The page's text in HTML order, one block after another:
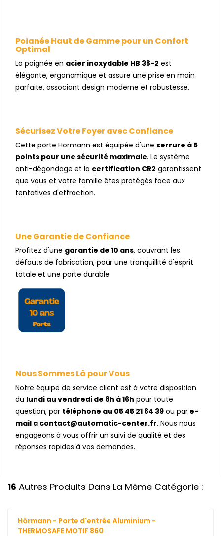
Poignée Haut de Gamme pour un Confort
Optimal
La poignée en acier inoxydable HB 38-2 est
élégante, ergonomique et assure une prise en main
parfaite, associant design moderne et robustesse.
Sécurisez Votre Foyer avec Confiance
Cette porte Hormann est équipée d'une serrure à 5
points pour une sécurité maximale. Le système
anti-dégondage et la certification CR2 garantissent
que vous et votre famille êtes protégés face aux
tentatives d'effraction.
Une Garantie de Confiance
Profitez d'une garantie de 10 ans, couvrant les
défauts de fabrication, pour une tranquillité d'esprit
totale et une porte durable.
Nous Sommes Là pour Vous
Notre équipe de service client est à votre disposition
du lundi au vendredi de 8h à 16h pour toute
question, par téléphone au 05 45 21 84 39 ou par e-
mail a contact@automatic-center.fr. Nous nous
engageons à vous offrir un suivi de qualité et des
réponses rapides à vos demandes.
16 Autres Produits Dans La Même Catégorie :
Hörmann - Porte d'entrée Aluminium -
THERMOSAFE MOTIF 860